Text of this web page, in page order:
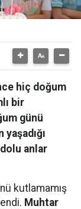
hiç doğum
bir
günü
anlar
kutlamamış
Muhtar